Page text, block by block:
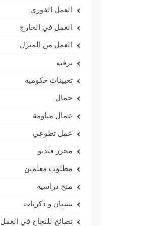
العمل الفوري
العمل في الخارج
العمل من المنزل
ترفيه
تعيينات حكومية
جمال
عمال مياومة
عمل تطوعي
محرر فيديو
مطلوب معلمين
منح دراسية
نسيان و ذكريات
نصائح للنجاح في العمل